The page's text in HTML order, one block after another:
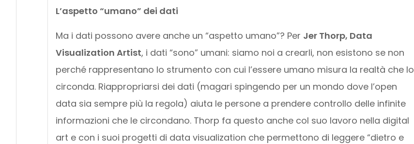
L’aspetto “umano” dei dati
Ma i dati possono avere anche un “aspetto umano”? Per Jer Thorp, Data
Visualization Artist, i dati “sono” umani: siamo noi a crearli, non esistono se non
perché rappresentano lo strumento con cui l’essere umano misura la realtà che lo
circonda. Riappropriarsi dei dati (magari spingendo per un mondo dove l’open
data sia sempre più la regola) aiuta le persone a prendere controllo delle infinite
informazioni che le circondano. Thorp fa questo anche col suo lavoro nella digital
art e con i suoi progetti di data visualization che permettono di leggere “dietro e